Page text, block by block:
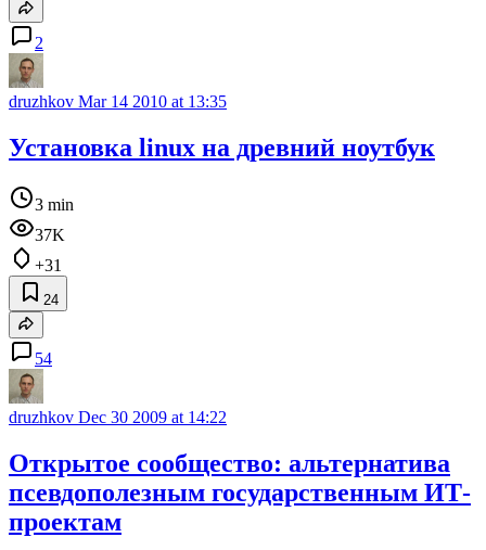
2
druzhkov Mar 14 2010 at 13:35
Установка linux на древний ноутбук
3 min
37K
+31
24
54
druzhkov Dec 30 2009 at 14:22
Открытое сообщество: альтернатива
псевдополезным государственным ИТ-
проектам